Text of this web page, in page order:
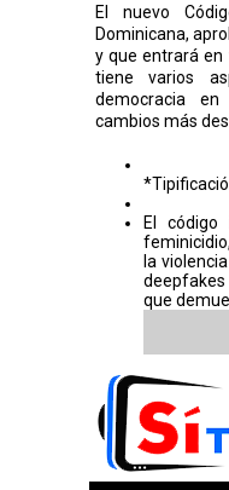
El nuevo
Dominicana,
y que entrará en
tiene varios
democracia
cambios más
El código
la
que